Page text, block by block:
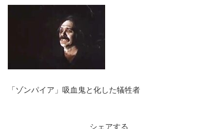
「ゾンパイア」吸血鬼と化した犠牲者
シェアする